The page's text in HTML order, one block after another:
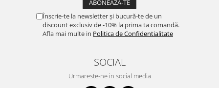
Înscrie-te la newsletter și bucură-te de un
discount exclusiv de -10% la prima ta comandă.
Afla mai multe in Politica de Confidentialitate
SOCIAL
Urmareste-ne in social media